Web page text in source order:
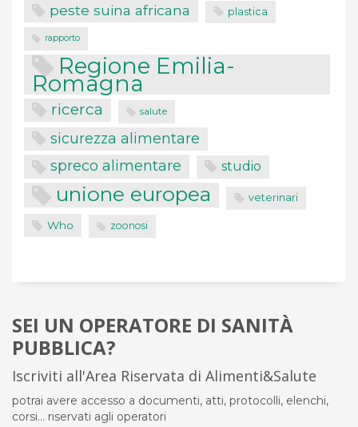
peste suina africana plastica
rapporto
Regione Emilia-
Romagna
ricerca salute
sicurezza alimentare
spreco alimentare studio
unione europea veterinari
Who zoonosi
SEI UN OPERATORE DI SANITÀ
PUBBLICA?
Iscriviti all'Area Riservata di Alimenti&Salute
potrai avere accesso a documenti, atti, protocolli, elenchi,
corsi... riservati agli operatori